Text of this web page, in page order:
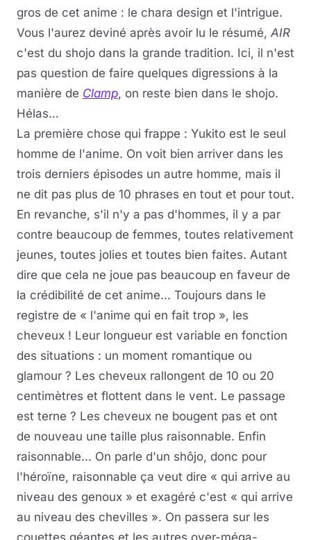
gros de cet anime : le chara design et l'intrigue.
Vous l'aurez deviné après avoir lu le résumé, AIR
c'est du shojo dans la grande tradition. Ici, il n'est
pas question de faire quelques digressions à la
manière de Clamp, on reste bien dans le shojo.
Hélas...
La première chose qui frappe : Yukito est le seul
homme de l'anime. On voit bien arriver dans les
trois derniers épisodes un autre homme, mais il
ne dit pas plus de 10 phrases en tout et pour tout.
En revanche, s'il n'y a pas d'hommes, il y a par
contre beaucoup de femmes, toutes relativement
jeunes, toutes jolies et toutes bien faites. Autant
dire que cela ne joue pas beaucoup en faveur de
la crédibilité de cet anime... Toujours dans le
registre de « l'anime qui en fait trop », les
cheveux ! Leur longueur est variable en fonction
des situations : un moment romantique ou
glamour ? Les cheveux rallongent de 10 ou 20
centimètres et flottent dans le vent. Le passage
est terne ? Les cheveux ne bougent pas et ont
de nouveau une taille plus raisonnable. Enfin
raisonnable... On parle d'un shôjo, donc pour
l'héroïne, raisonnable ça veut dire « qui arrive au
niveau des genoux » et exagéré c'est « qui arrive
au niveau des chevilles ». On passera sur les
couettes géantes et les autres over-méga-